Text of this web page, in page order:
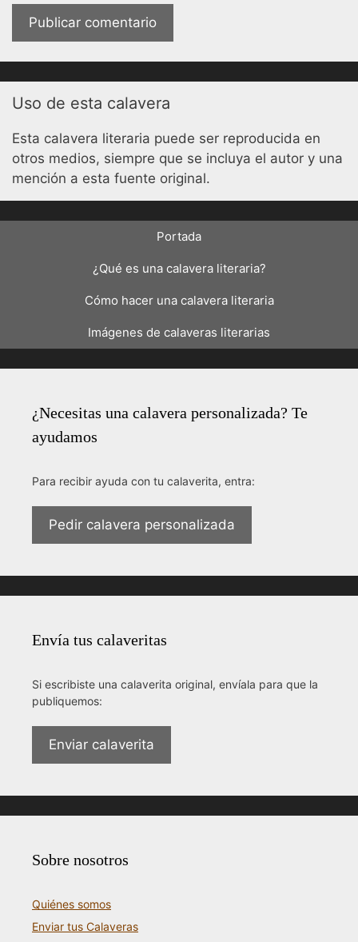
Uso de esta calavera
Esta calavera literaria puede ser reproducida en
otros medios, siempre que se incluya el autor y una
mención a esta fuente original.
Portada
¿Qué es una calavera literaria?
Cómo hacer una calavera literaria
Imágenes de calaveras literarias
¿Necesitas una calavera personalizada? Te
ayudamos
Para recibir ayuda con tu calaverita, entra:
Pedir calavera personalizada
Envía tus calaveritas
Si escribiste una calaverita original, envíala para que la
publiquemos:
Enviar calaverita
Sobre nosotros
Quiénes somos
Enviar tus Calaveras